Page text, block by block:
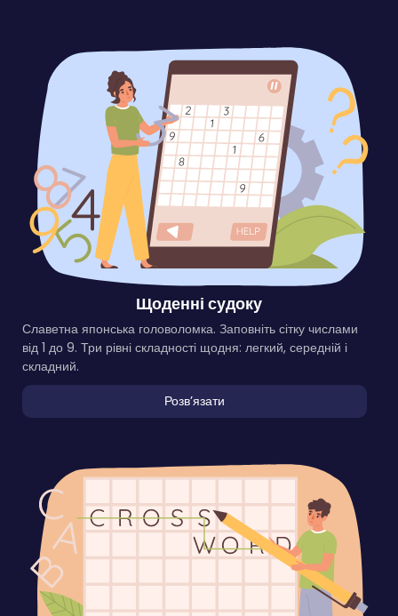
Щоденні судоку
Славетна японська головоломка. Заповніть сітку числами
від 1 до 9. Три рівні складності щодня: легкий, середній і
складний.
Розвʼязати